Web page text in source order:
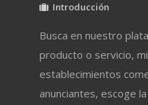
Introducción
Busca en nuestro
producto o servicio,
establecimientos
anunciantes, escoge